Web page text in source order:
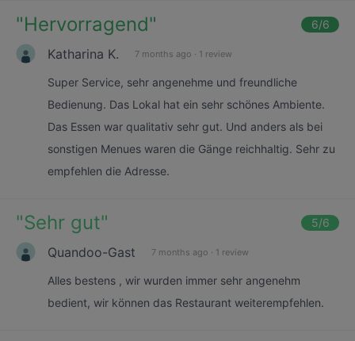
"Hervorragend" 6/6
Katharina K. 7 months ago · 1 review
Super Service, sehr angenehme und freundliche
Bedienung. Das Lokal hat ein sehr schönes Ambiente.
Das Essen war qualitativ sehr gut. Und anders als bei
sonstigen Menues waren die Gänge reichhaltig. Sehr zu
empfehlen die Adresse.
"Sehr gut" 5/6
Quandoo-Gast 7 months ago · 1 review
Alles bestens , wir wurden immer sehr angenehm
bedient, wir können das Restaurant weiterempfehlen.